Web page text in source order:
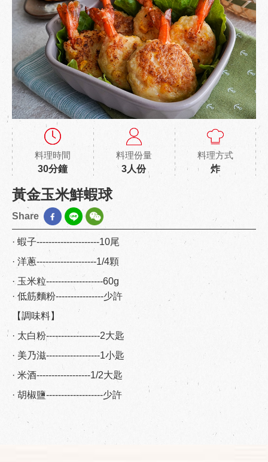
料理時間
30分鐘
料理份量
3人份
料理方式
炸
黃金玉米鮮蝦球
Share
· 蝦子---------------------10尾
· 洋蔥--------------------1/4顆
· 玉米粒-------------------60g
· 低筋麵粉----------------少許
【調味料】
· 太白粉------------------2大匙
· 美乃滋------------------1小匙
· 米酒------------------1/2大匙
· 胡椒鹽-------------------少許